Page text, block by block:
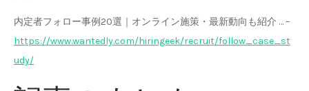
内定者フォロー事例20選｜オンライン施策・最新動向も紹介 … –
https://www.wantedly.com/hiringeek/recruit/follow_case_st
udy/